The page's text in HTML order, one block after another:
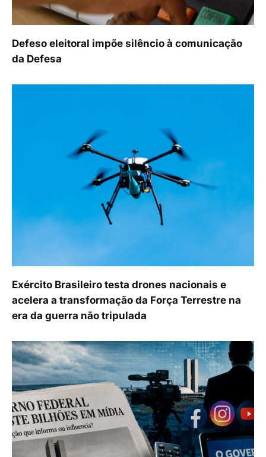
Defeso eleitoral impõe silêncio à comunicação
da Defesa
Exército Brasileiro testa drones nacionais e
acelera a transformação da Força Terrestre na
era da guerra não tripulada